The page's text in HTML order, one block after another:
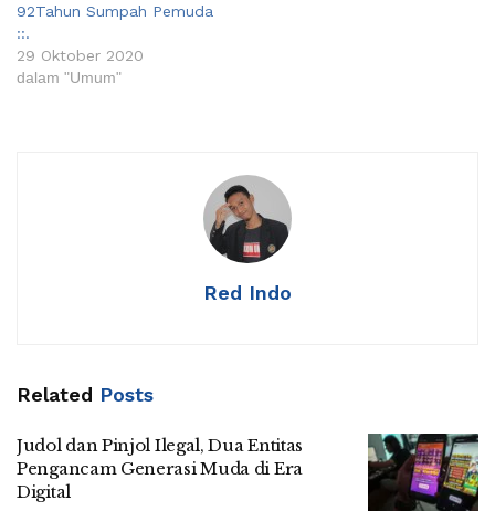
92Tahun Sumpah Pemuda
::.
29 Oktober 2020
dalam "Umum"
Red Indo
Related Posts
Judol dan Pinjol Ilegal, Dua Entitas
Pengancam Generasi Muda di Era
Digital